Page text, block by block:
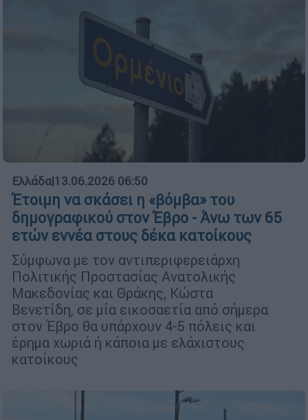
Ελλάδα|13.06.2026 06:50
Έτοιμη να σκάσει η «βόμβα» του
δημογραφικού στον Έβρο - Άνω των 65
ετών εννέα στους δέκα κατοίκους
Σύμφωνα με τον αντιπεριφερειάρχη
Πολιτικής Προστασίας Ανατολικής
Μακεδονίας και Θράκης, Κώστα
Βενετίδη, σε μία εικοσαετία από σήμερα
στον Έβρο θα υπάρχουν 4-5 πόλεις και
έρημα χωριά ή κάποια με ελάχιστους
κατοίκους